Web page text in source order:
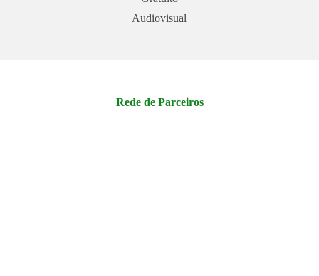
Audiovisual
Rede de Parceiros